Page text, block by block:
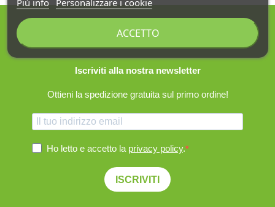
Iscriviti alla nostra newsletter
Ottieni la spedizione gratuita sul primo ordine!
Ho letto e accetto la privacy policy.
ISCRIVITI
ACCETTO